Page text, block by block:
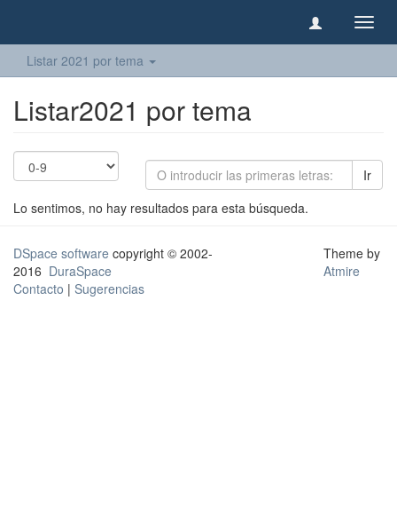
Listar 2021 por tema
Listar2021 por tema
Ir
Lo sentimos, no hay resultados para esta búsqueda.
DSpace software copyright © 2002-
2016 DuraSpace
Contacto | Sugerencias
Theme by
Atmire